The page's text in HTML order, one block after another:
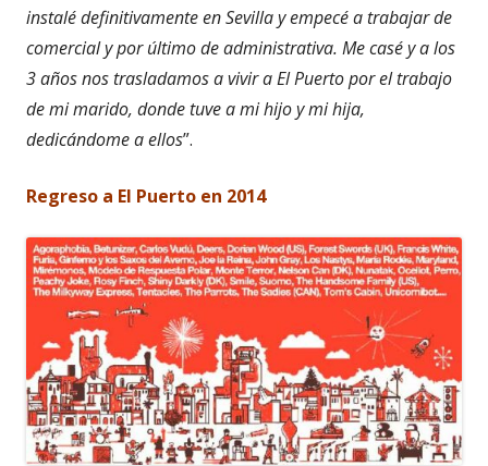
instalé definitivamente en Sevilla y empecé a trabajar de
comercial y por último de administrativa. Me casé y a los
3 años nos trasladamos a vivir a El Puerto por el trabajo
de mi marido, donde tuve a mi hijo y mi hija,
dedicándome a ellos”.
Regreso a El Puerto en 2014